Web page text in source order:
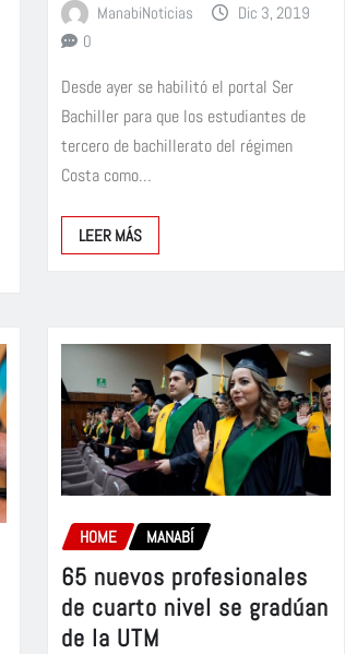
ManabiNoticias
Dic 3, 2019
0
Desde ayer se habilitó el portal Ser
Bachiller para que los estudiantes de
tercero de bachillerato del régimen
Costa como…
LEER MÁS
HOME MANABÍ
65 nuevos profesionales
de cuarto nivel se gradúan
de la UTM